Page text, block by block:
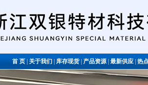
首 页关于我们库存现货|产品资源|最新供应|热